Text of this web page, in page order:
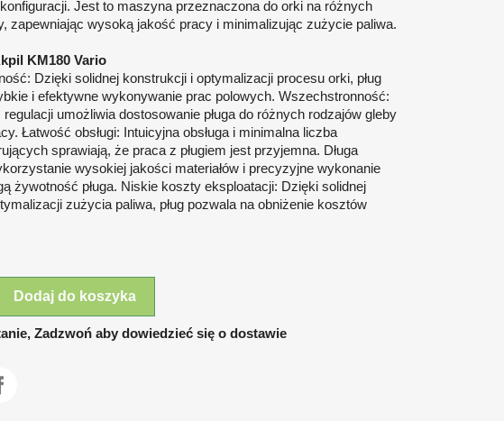
Jest to maszyna przeznaczona do orki na różnych
zapewniając wysoką jakość pracy i minimalizując zużycie paliwa.
KM180 Vario
Dzięki solidnej konstrukcji i optymalizacji procesu orki, pług
i efektywne wykonywanie prac polowych. Wszechstronność:
umożliwia dostosowanie pługa do różnych rodzajów gleby
Łatwość obsługi: Intuicyjna obsługa i minimalna liczba
sprawiają, że praca z pługiem jest przyjemna. Długa
wysokiej jakości materiałów i precyzyjne wykonanie
żywotność pługa. Niskie koszty eksploatacji: Dzięki solidnej
zużycia paliwa, pług pozwala na obniżenie kosztów
Dodaj do koszyka
Zadzwoń aby dowiedzieć się o dostawie